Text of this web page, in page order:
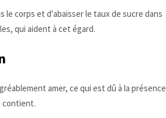
le corps et d'abaisser le taux de sucre dans
qui aident à cet égard.
amer, ce qui est dû à la présence
contient.